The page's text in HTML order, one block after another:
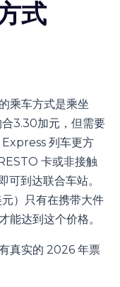
式
乘车方式是乘坐
3.30加元，但需要
列车更方
卡或非接触
可到达联合车站。
）只有在携带大件
能达到这个价格。
真实的 2026 年票